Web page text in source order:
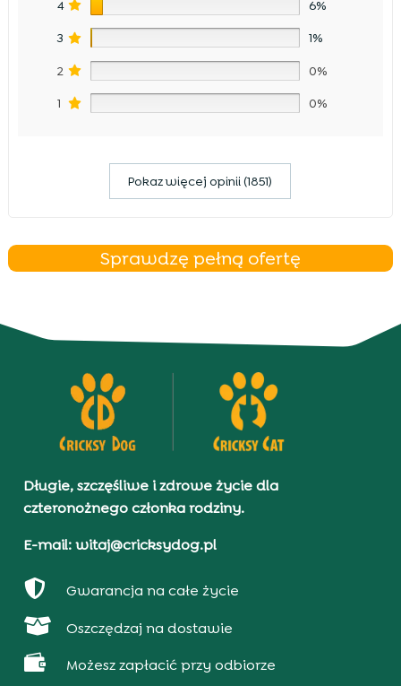
4 6%
3 1%
2 0%
1 0%
Pokaz więcej opinii (1851)
Sprawdzę pełną ofertę
Długie, szczęśliwe i zdrowe życie dla
czteronożnego członka rodziny.
E-mail: witaj@cricksydog.pl
 Gwarancja na całe życie
 Oszczędzaj na dostawie
 Możesz zapłacić przy odbiorze